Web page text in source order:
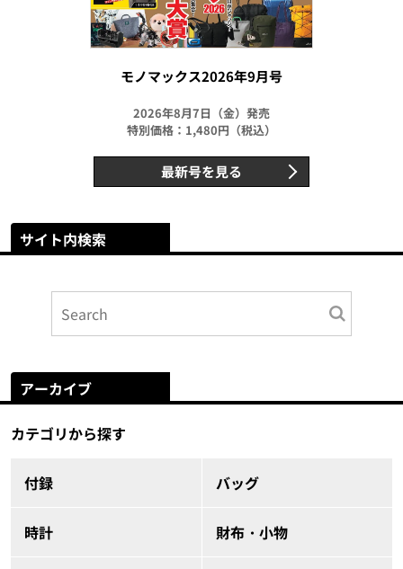
モノマックス2026年9月号
2026年8月7日（金）発売
特別価格：1,480円（税込）
最新号を見る
サイト内検索
アーカイブ
カテゴリから探す
付録 バッグ
時計 財布・小物